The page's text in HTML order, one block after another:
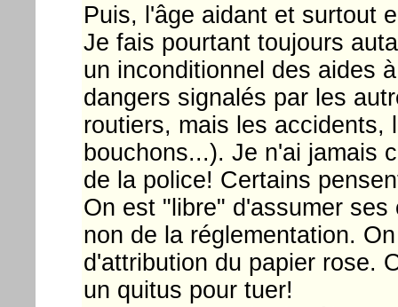
Puis, l'âge aidant et surtout
Je fais pourtant toujours
un inconditionnel des aides
dangers signalés par les
routiers, mais les accidents,
bouchons...). Je n'ai jamais
de la police! Certains
On est "libre" d'assumer
non de la réglementation.
d'attribution du papier rose.
un quitus pour tuer!